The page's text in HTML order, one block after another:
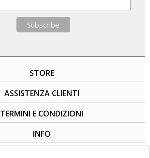
STORE
ASSISTENZA CLIENTI
TERMINI E CONDIZIONI
INFO